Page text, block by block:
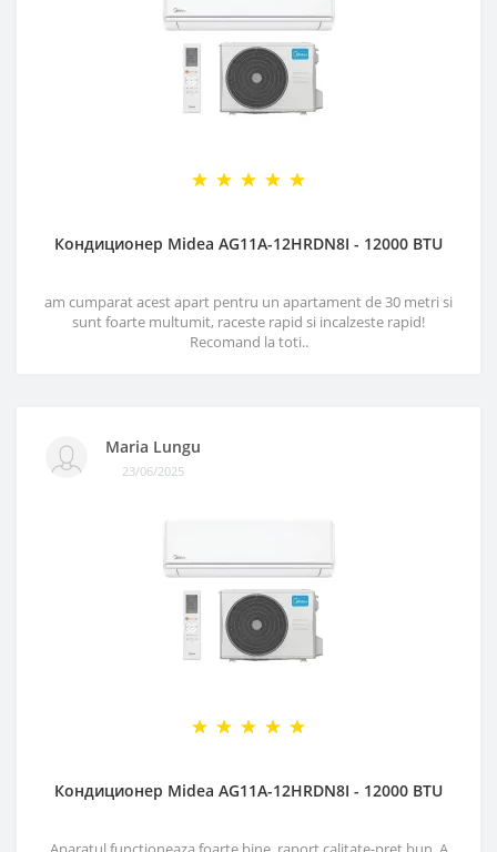
Кондиционер Midea AG11A-12HRDN8I - 12000 BTU
am cumparat acest apart pentru un apartament de 30 metri si
sunt foarte multumit, raceste rapid si incalzeste rapid!
Recomand la toti..
Maria Lungu
23/06/2025
Кондиционер Midea AG11A-12HRDN8I - 12000 BTU